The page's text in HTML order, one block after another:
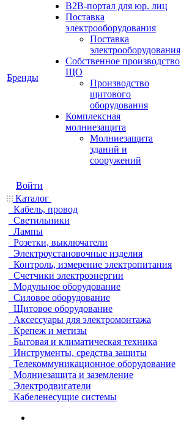
Бренды
B2B-портал для юр. лиц
Поставка
электрооборудования
Поставка
электрооборудования
Собственное производство
ЩО
Производство
щитового
оборудования
Комплексная
молниезащита
Молниезащита
зданий и
сооружений
Войти
Каталог
Кабель, провод
Светильники
Лампы
Розетки, выключатели
Электроустановочные изделия
Контроль, измерение электропитания
Счетчики электроэнергии
Модульное оборудование
Силовое оборудование
Щитовое оборудование
Аксессуары для электромонтажа
Крепеж и метизы
Бытовая и климатическая техника
Инструменты, средства защиты
Телекоммуникационное оборудование
Молниезащита и заземление
Электродвигатели
Кабеленесущие системы